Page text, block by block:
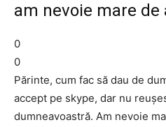
am nevoie mare de
0
0
Părinte, cum fac să dau de
accept pe skype, dar nu
dumneavoastră. Am nevoie